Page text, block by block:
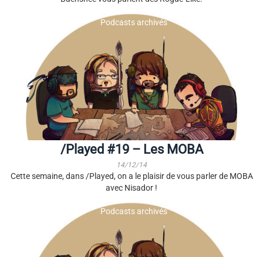
Podcasts archivés
/Played #19 – Les MOBA
14/12/14
Cette semaine, dans /Played, on a le plaisir de vous parler de MOBA
avec Nisador !
Podcasts archivés